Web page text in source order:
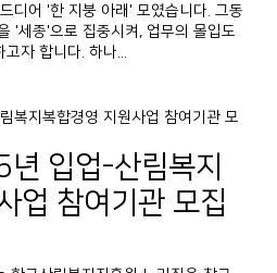
디어 '한 지붕 아래' 모였습니다. 그동
'세종'으로 집중시켜, 업무의 몰입도
자 합니다. 하나...
입업-산림복지
업 참여기관 모집